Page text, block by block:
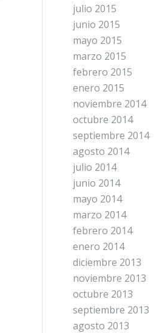
julio 2015
junio 2015
mayo 2015
marzo 2015
febrero 2015
enero 2015
noviembre 2014
octubre 2014
septiembre 2014
agosto 2014
julio 2014
junio 2014
mayo 2014
marzo 2014
febrero 2014
enero 2014
diciembre 2013
noviembre 2013
octubre 2013
septiembre 2013
agosto 2013